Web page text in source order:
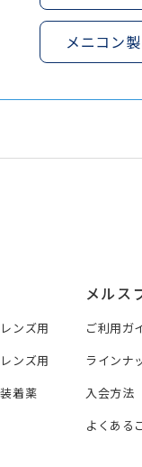
メニコン
ンズ用
ンズ用
着薬
メルス
ご利用ガ
ラインナ
入会方法
よくある